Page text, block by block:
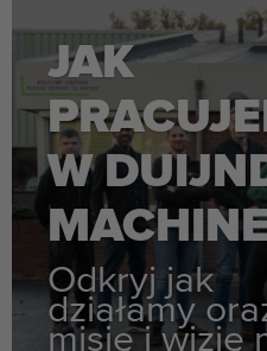
JAK
W
Odkryj jak
działamy
misję i wizję